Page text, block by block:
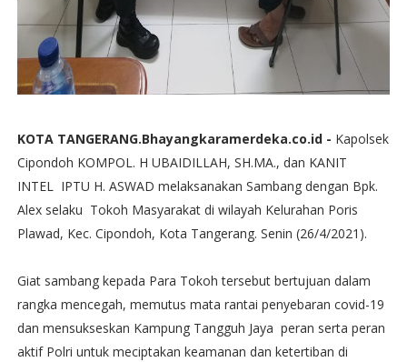
KOTA TANGERANG.Bhayangkaramerdeka.co.id - Kapolsek
Cipondoh KOMPOL. H UBAIDILLAH, SH.MA., dan KANIT
INTEL IPTU H. ASWAD melaksanakan Sambang dengan Bpk.
Alex selaku Tokoh Masyarakat di wilayah Kelurahan Poris
Plawad, Kec. Cipondoh, Kota Tangerang. Senin (26/4/2021).
Giat sambang kepada Para Tokoh tersebut bertujuan dalam
rangka mencegah, memutus mata rantai penyebaran covid-19
dan mensukseskan Kampung Tangguh Jaya peran serta peran
aktif Polri untuk meciptakan keamanan dan ketertiban di